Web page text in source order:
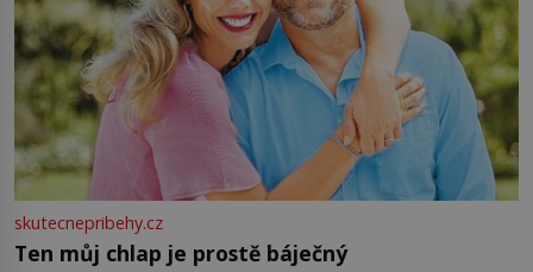
skutecnepribehy.cz
Ten můj chlap je prostě báječný